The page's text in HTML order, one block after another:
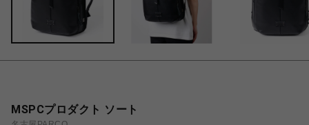
MSPCプロダクト ソート